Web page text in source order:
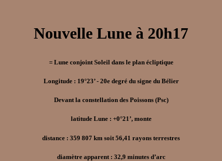
Nouvelle Lune à 20h17
= Lune conjoint Soleil dans le plan écliptique
Longitude : 19°23’ - 20e degré du signe du Bélier
Devant la constellation des Poissons (Psc)
latitude Lune : +0°21’, monte
distance : 359 807 km soit 56,41 rayons terrestres
diamètre apparent : 32,9 minutes d’arc